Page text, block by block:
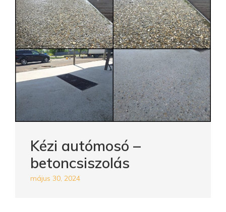
Kézi autómosó –
betoncsiszolás
május 30, 2024